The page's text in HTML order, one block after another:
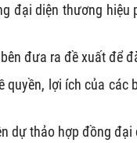
đại diện thương
đưa ra đề xuất để
quyền, lợi ích của
dự thảo hợp đồng đại